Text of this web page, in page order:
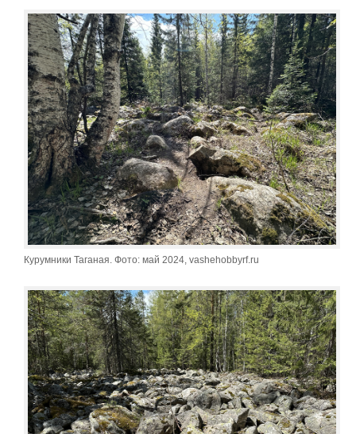
Курумники Таганая. Фото: май 2024, vashehobbyrf.ru